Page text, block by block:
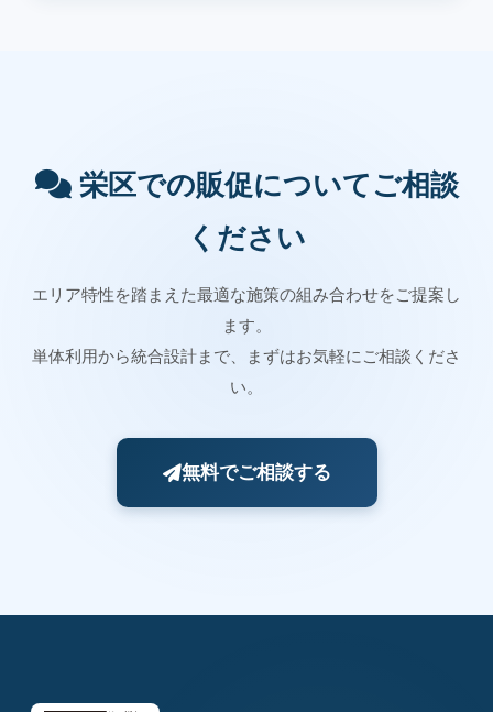
栄区での販促についてご相談
ください
エリア特性を踏まえた最適な施策の組み合わせをご提案し
ます。
単体利用から統合設計まで、まずはお気軽にご相談くださ
い。
無料でご相談する